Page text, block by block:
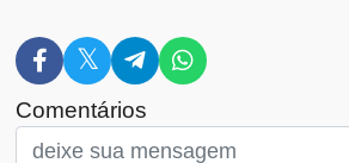
Comentários